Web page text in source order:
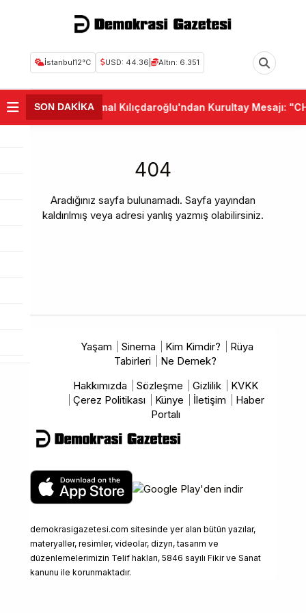
İstanbul12°C USD: 44.36 Altın: 6.351
SON DAKİKA
•Kemal Kılıçdaroğlu'ndan Kurultay Mesajı:
404
Aradığınız sayfa bulunamadı. Sayfa yayından
kaldırılmış veya adresi yanlış yazmış olabilirsiniz.
Yaşam Sinema Kim Kimdir?
Rüya
Tabirleri
Ne Demek?
Hakkımızda
Sözleşme Gizlilik
KVKK
Çerez Politikası
Künye İletişim
Haber
Portalı
demokrasigazetesi.com sitesinde yer alan bütün yazılar,
materyaller, resimler, videolar, dizyn, tasarım ve
düzenlemelerimizin Telif hakları, 5846 sayılı Fikir ve Sanat
kanunu ile korunmaktadır.